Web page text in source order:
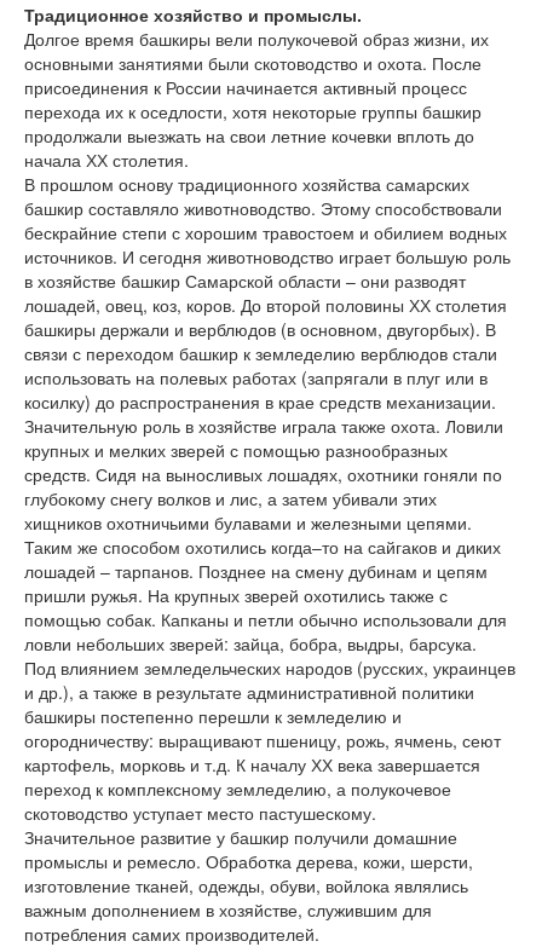
Традиционное хозяйство и промыслы.
Долгое время башкиры вели полукочевой образ жизни, их
основными занятиями были скотоводство и охота. После
присоединения к России начинается активный процесс
перехода их к оседлости, хотя некоторые группы башкир
продолжали выезжать на свои летние кочевки вплоть до
начала ХХ столетия.
В прошлом основу традиционного хозяйства самарских
башкир составляло животноводство. Этому способствовали
бескрайние степи с хорошим травостоем и обилием водных
источников. И сегодня животноводство играет большую роль
в хозяйстве башкир Самарской области – они разводят
лошадей, овец, коз, коров. До второй половины ХХ столетия
башкиры держали и верблюдов (в основном, двугорбых). В
связи с переходом башкир к земледелию верблюдов стали
использовать на полевых работах (запрягали в плуг или в
косилку) до распространения в крае средств механизации.
Значительную роль в хозяйстве играла также охота. Ловили
крупных и мелких зверей с помощью разнообразных
средств. Сидя на выносливых лошадях, охотники гоняли по
глубокому снегу волков и лис, а затем убивали этих
хищников охотничьими булавами и железными цепями.
Таким же способом охотились когда–то на сайгаков и диких
лошадей – тарпанов. Позднее на смену дубинам и цепям
пришли ружья. На крупных зверей охотились также с
помощью собак. Капканы и петли обычно использовали для
ловли небольших зверей: зайца, бобра, выдры, барсука.
Под влиянием земледельческих народов (русских, украинцев
и др.), а также в результате административной политики
башкиры постепенно перешли к земледелию и
огородничеству: выращивают пшеницу, рожь, ячмень, сеют
картофель, морковь и т.д. К началу ХХ века завершается
переход к комплексному земледелию, а полукочевое
скотоводство уступает место пастушескому.
Значительное развитие у башкир получили домашние
промыслы и ремесло. Обработка дерева, кожи, шерсти,
изготовление тканей, одежды, обуви, войлока являлись
важным дополнением в хозяйстве, служившим для
потребления самих производителей.